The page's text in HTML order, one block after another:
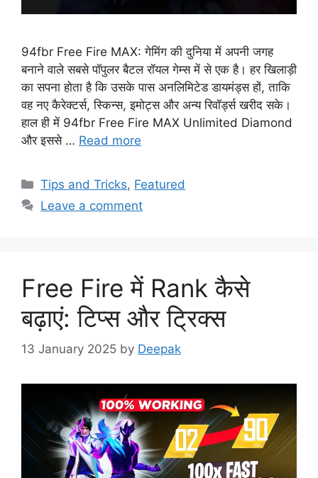
94fbr Free Fire MAX: गेमिंग की दुनिया में अपनी जगह
बनाने वाले सबसे पॉपुलर बैटल रॉयल गेम्स में से एक है। हर खिलाड़ी
का सपना होता है कि उसके पास अनलिमिटेड डायमंड्स हों, ताकि
वह नए कैरेक्टर्स, स्किन्स, इमोट्स और अन्य रिवॉर्ड्स खरीद सके।
हाल ही में 94fbr Free Fire MAX Unlimited Diamond
और इससे … Read more
Categories
Tips and Tricks, Featured
Leave a comment
Free Fire में Rank कैसे
बढ़ाएं: टिप्स और ट्रिक्स
13 January 2025 by Deepak